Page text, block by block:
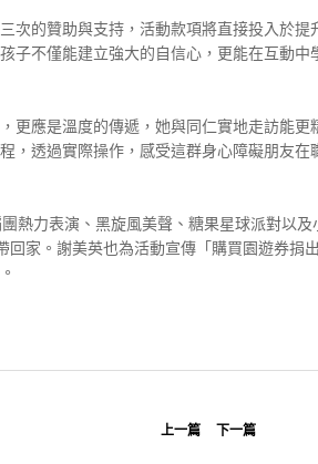
次的贊助與支持，活動款項將直接投入於
子不僅能建立強大的自信心，更能在互動中
更應是溫度的傳遞，她與同仁實地走訪能
透過實際操作，感受這群身心障礙朋友在
熱力表演、黑旋風美聲、糖果星球派對以
家。謝美英也為活動宣傳「購買園遊券
上一篇 下一篇